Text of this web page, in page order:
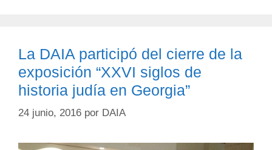
La DAIA participó del cierre de la
exposición “XXVI siglos de
historia judía en Georgia”
24 junio, 2016 por DAIA